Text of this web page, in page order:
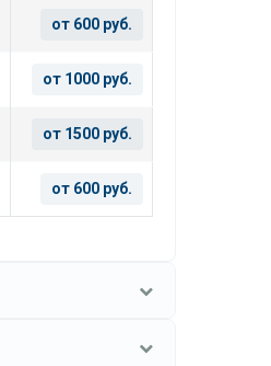
от 600 руб.
от 1000 руб.
от 1500 руб.
от 600 руб.